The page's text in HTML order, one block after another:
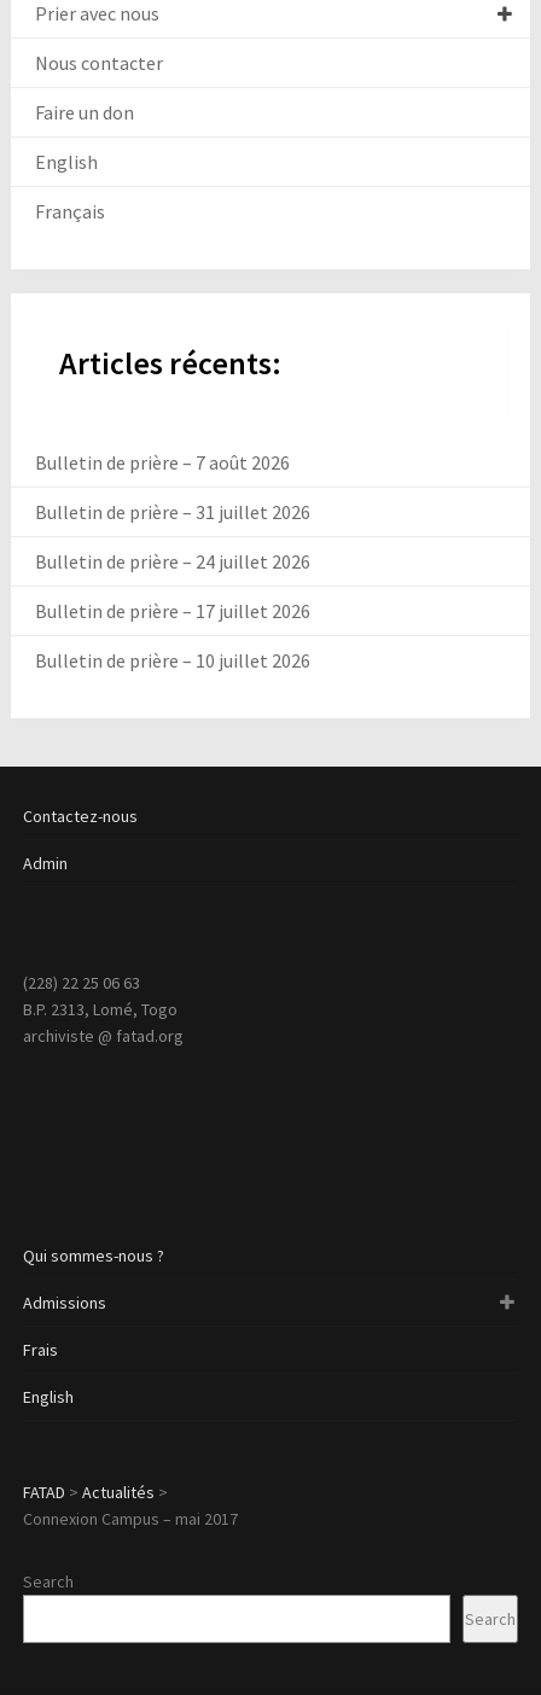
Prier avec nous
Nous contacter
Faire un don
English
Français
Articles récents:
Bulletin de prière – 7 août 2026
Bulletin de prière – 31 juillet 2026
Bulletin de prière – 24 juillet 2026
Bulletin de prière – 17 juillet 2026
Bulletin de prière – 10 juillet 2026
Contactez-nous
Admin
(228) 22 25 06 63
B.P. 2313, Lomé, Togo
archiviste @ fatad.org
Qui sommes-nous ?
Admissions
Frais
English
FATAD > Actualités >
Connexion Campus – mai 2017
Search
Search